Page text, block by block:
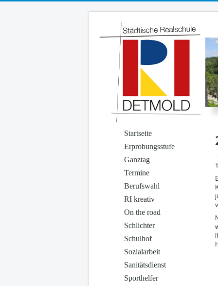
Startseite
Erprobungsstufe
Ganztag
Termine
Berufswahl
RI kreativ
On the road
Schlichter
Schulhof
Sozialarbeit
Sanitätsdienst
Sporthelfer